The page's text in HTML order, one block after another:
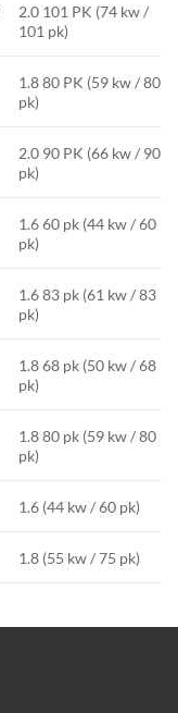
2.0 101 PK (74 kw /
101 pk)
1.8 80 PK (59 kw / 80
pk)
2.0 90 PK (66 kw / 90
pk)
1.6 60 pk (44 kw / 60
pk)
1.6 83 pk (61 kw / 83
pk)
1.8 68 pk (50 kw / 68
pk)
1.8 80 pk (59 kw / 80
pk)
1.6 (44 kw / 60 pk)
1.8 (55 kw / 75 pk)